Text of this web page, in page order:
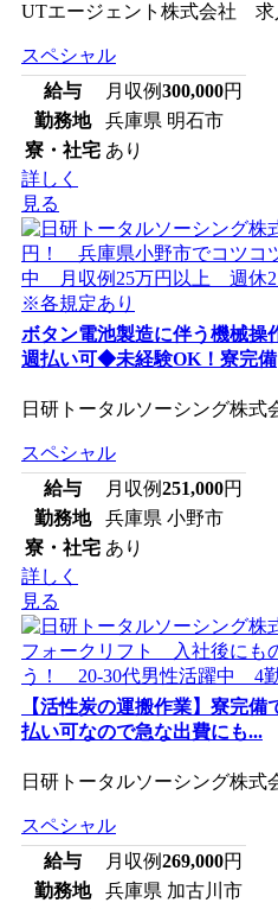
UTエージェント株式会社 求
スペシャル
給与
月収例300,000円
勤務地
兵庫県 明石市
寮・社宅 あり
詳しく
見る
ボタン電池製造に伴う機械操
週払い可◆未経験OK！寮完備
日研トータルソーシング株
スペシャル
給与
月収例251,000円
勤務地
兵庫県 小野市
寮・社宅 あり
詳しく
見る
【活性炭の運搬作業】寮完
払い可なので急な出費にも...
日研トータルソーシング株
スペシャル
給与
月収例269,000円
勤務地
兵庫県 加古川市